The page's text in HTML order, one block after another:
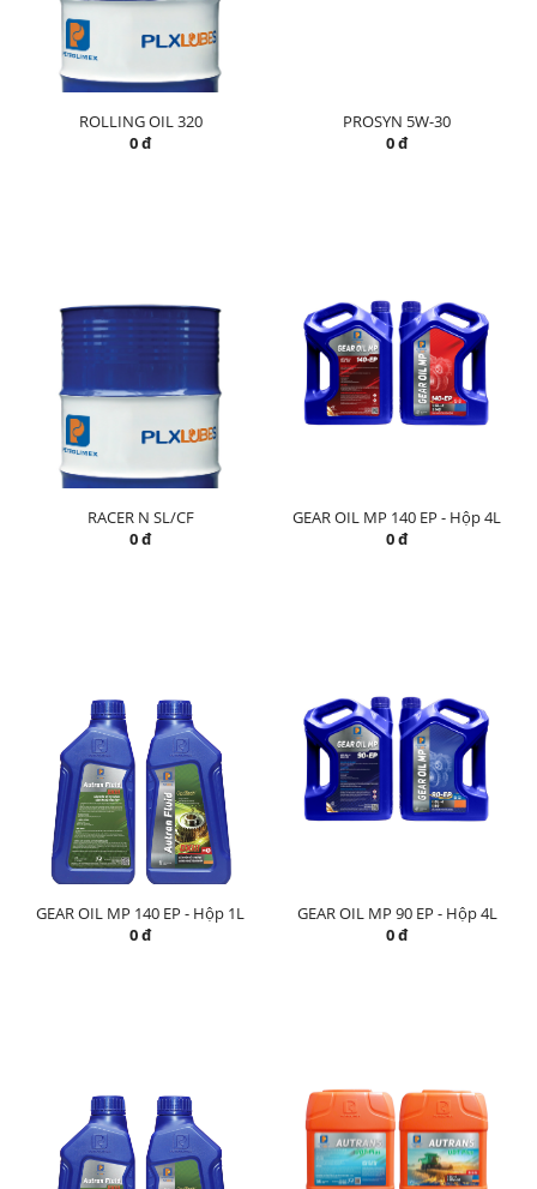
ROLLING OIL 320
0 đ
PROSYN 5W-30
0 đ
RACER N SL/CF
0 đ
GEAR OIL MP 140 EP - Hộp 4L
0 đ
GEAR OIL MP 140 EP - Hộp 1L
0 đ
GEAR OIL MP 90 EP - Hộp 4L
0 đ